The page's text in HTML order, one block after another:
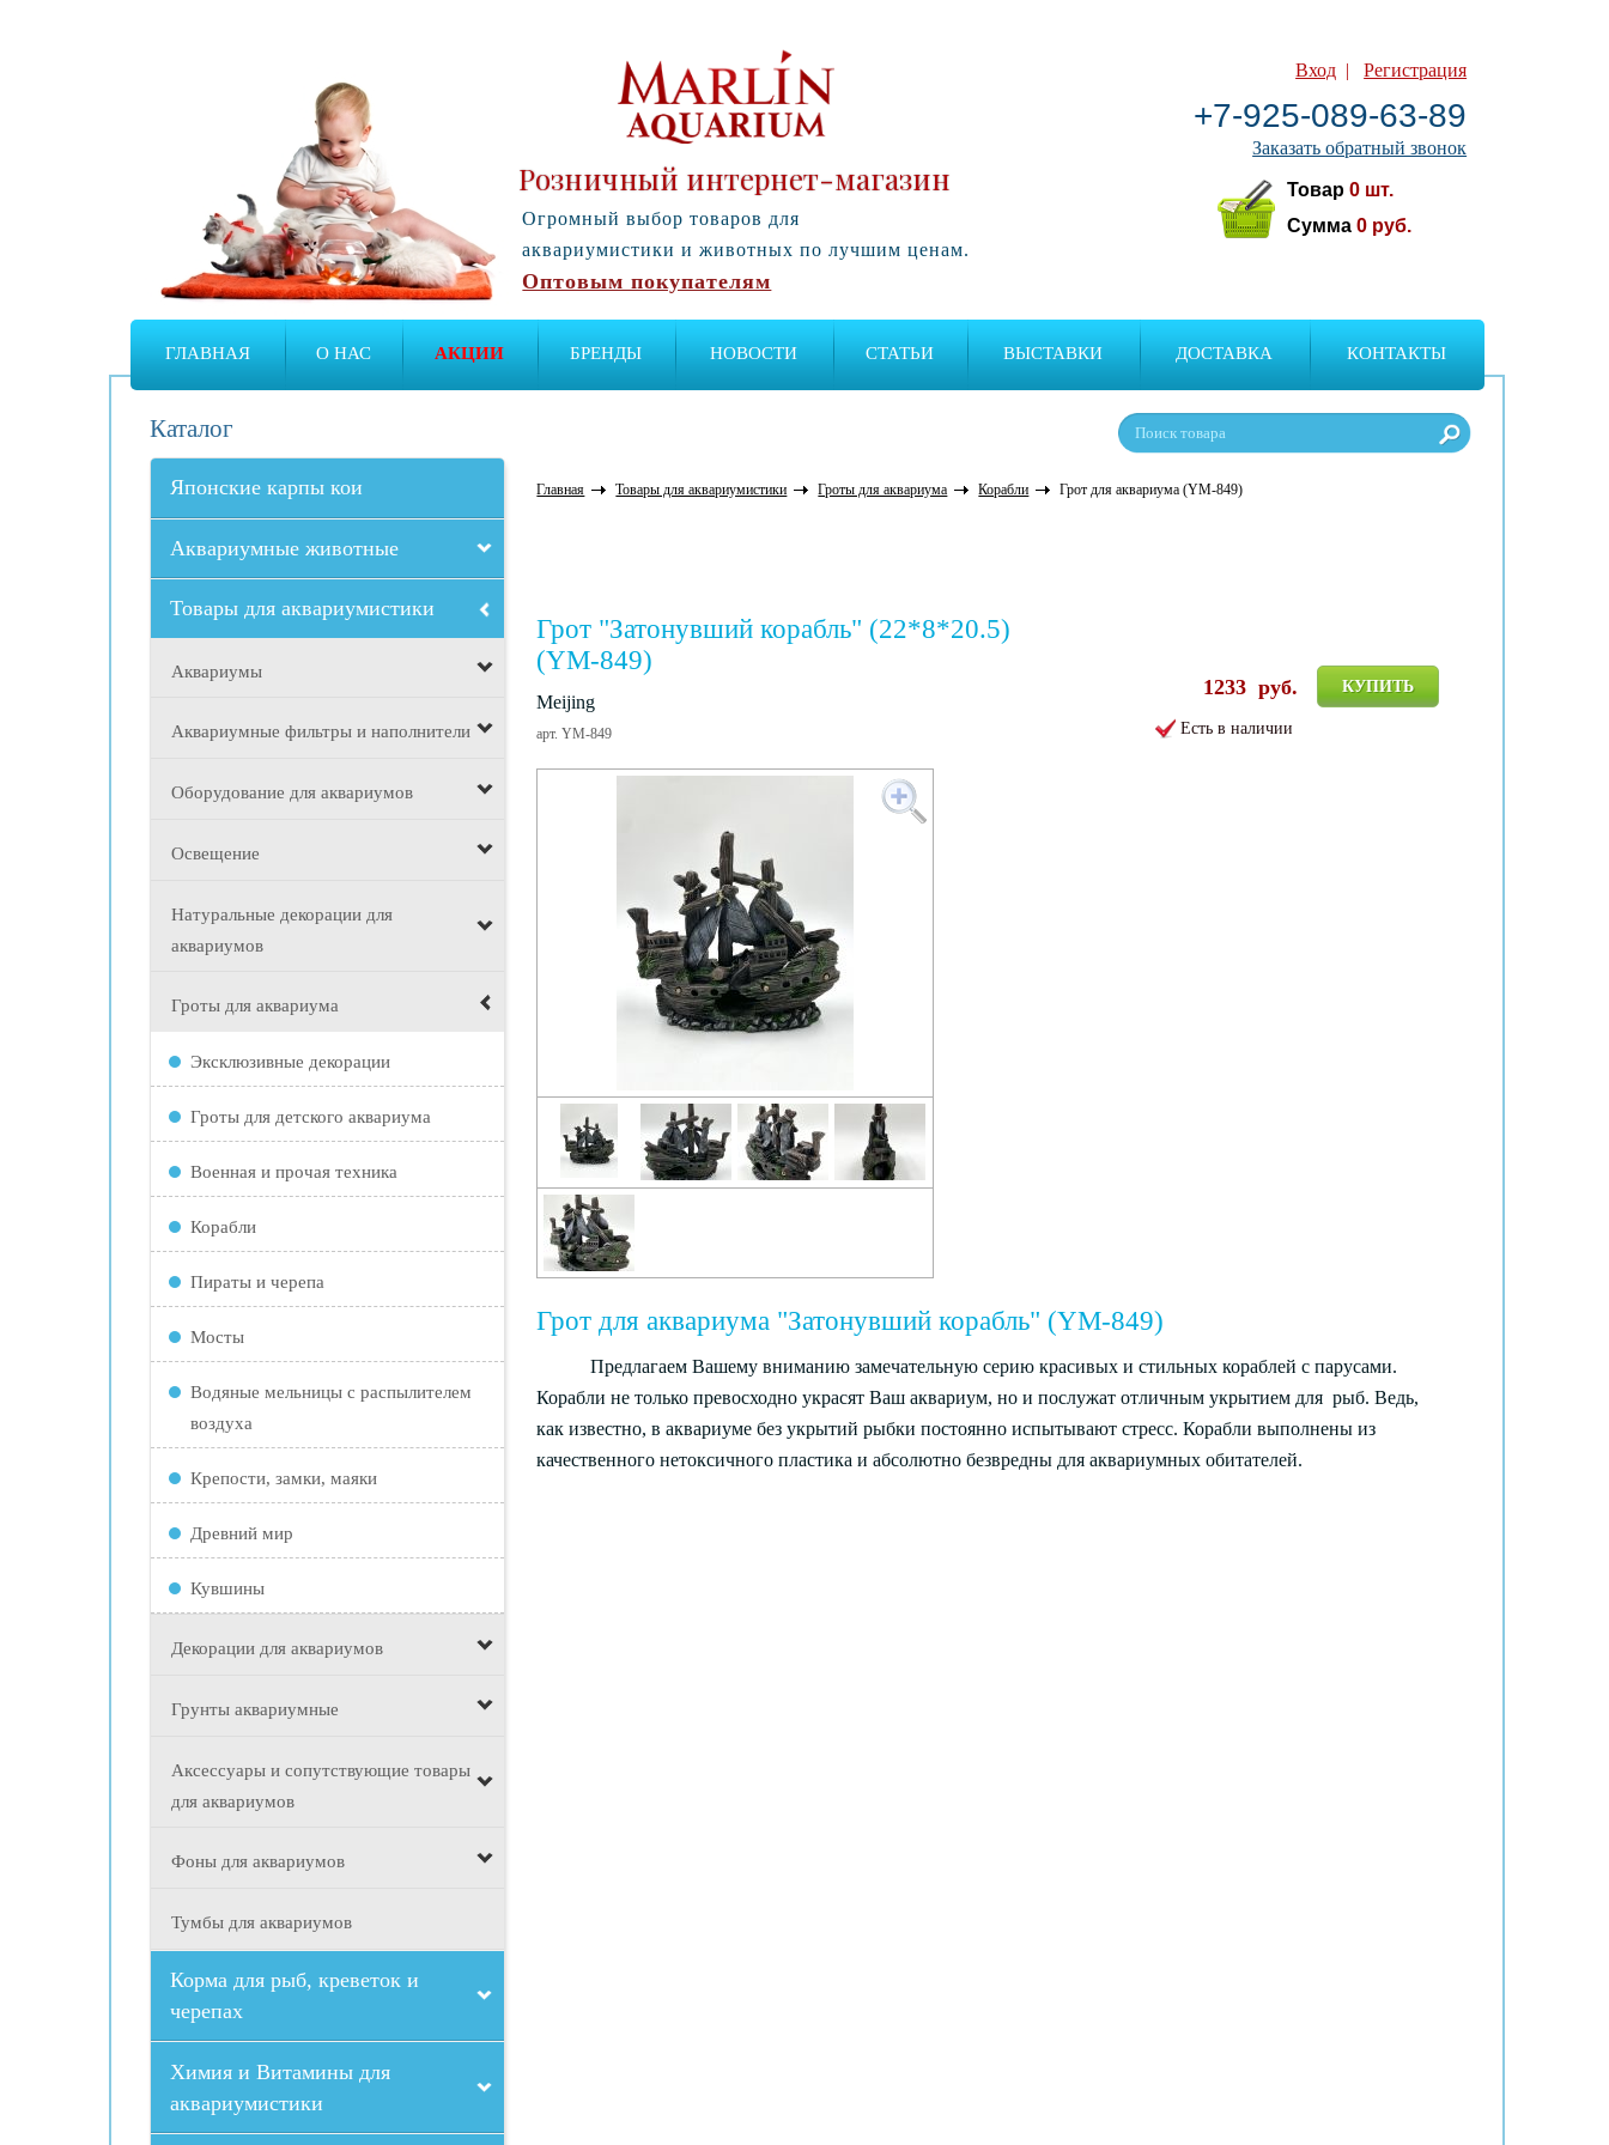
Вход |Регистрация
+7-925-089-63-89
Заказать обратный звонок
Товар0 шт.
Сумма0 руб.
Розничный интернет-магазин
Огромный выбор товаров для
аквариумистики и животных по лучшим ценам.
Оптовым покупателям
ГЛАВНАЯ О НАС АКЦИИ БРЕНДЫ НОВОСТИ СТАТЬИ ВЫСТАВКИ ДОСТАВКА КОНТАКТЫ
Каталог
Японские карпы кои
Аквариумные животные
Товары для аквариумистики
Аквариумы
Аквариумные фильтры и наполнители
Оборудование для аквариумов
Освещение
Натуральные декорации для
аквариумов
Гроты для аквариума
Эксклюзивные декорации
Гроты для детского аквариума
Военная и прочая техника
Корабли
Пираты и черепа
Мосты
Водяные мельницы с распылителем
воздуха
Крепости, замки, маяки
Древний мир
Кувшины
Декорации для аквариумов
Грунты аквариумные
Аксессуары и сопутствующие товары
для аквариумов
Фоны для аквариумов
Тумбы для аквариумов
Корма для рыб, креветок и
черепах
Химия и Витамины для
аквариумистики
Главная Товары для аквариумистики Гроты для аквариума Корабли Грот для аквариума (YM-849)
Грот "Затонувший корабль" (22*8*20.5)
(YM-849)
Meijing
арт. YM-849
КУПИТЬ
1233 руб.
Есть в наличии
Грот для аквариума "Затонувший корабль" (YM-849)
Предлагаем Вашему вниманию замечательную серию красивых и стильных кораблей с парусами.
Корабли не только превосходно украсят Ваш аквариум, но и послужат отличным укрытием для рыб. Ведь,
как известно, в аквариуме без укрытий рыбки постоянно испытывают стресс. Корабли выполнены из
качественного нетоксичного пластика и абсолютно безвредны для аквариумных обитателей.